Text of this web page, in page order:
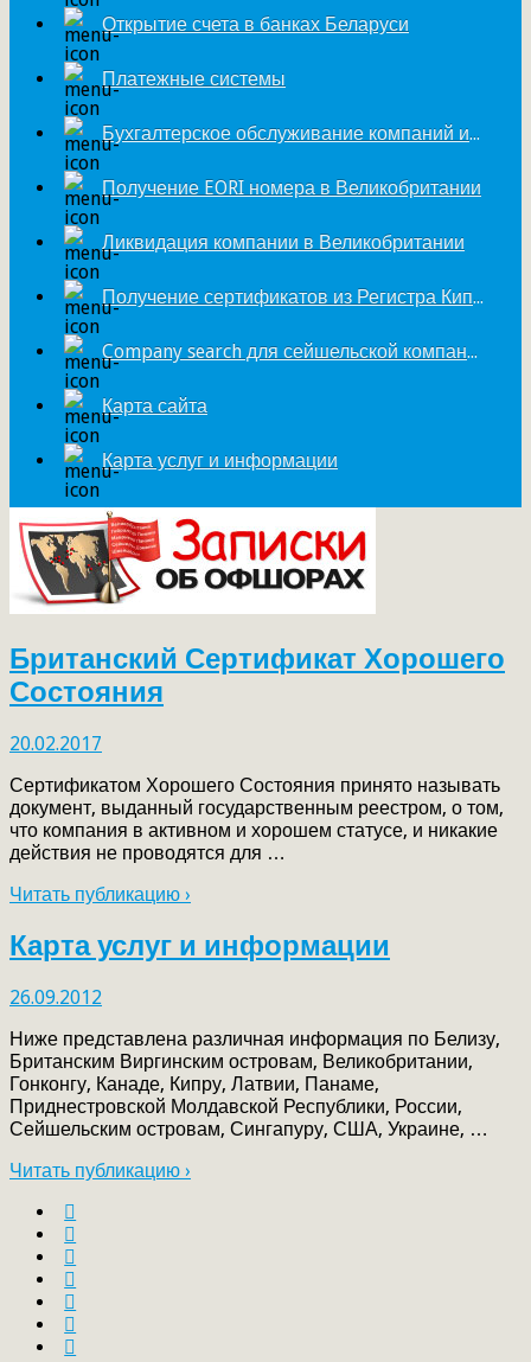
Открытие счета в банках Беларуси
Платежные системы
Бухгалтерское обслуживание компаний из Великобритании
Получение EORI номера в Великобритании
Ликвидация компании в Великобритании
Получение сертификатов из Регистра Кипра
Company search для сейшельской компании
Карта сайта
Карта услуг и информации
Британский Сертификат Хорошего
Состояния
20.02.2017
Сертификатом Хорошего Состояния принято называть
документ, выданный государственным реестром, о том,
что компания в активном и хорошем статусе, и никакие
действия не проводятся для …
Читать публикацию ›
Карта услуг и информации
26.09.2012
Ниже представлена различная информация по Белизу,
Британским Виргинским островам, Великобритании,
Гонконгу, Канаде, Кипру, Латвии, Панаме,
Приднестровской Молдавской Республики, России,
Сейшельским островам, Сингапуру, США, Украине, …
Читать публикацию ›